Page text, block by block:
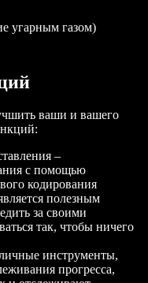
угарным газом)
ваши и вашего
–
с помощью
кодирования
полезным
за своими
так, чтобы ничего
инструменты,
прогресса,